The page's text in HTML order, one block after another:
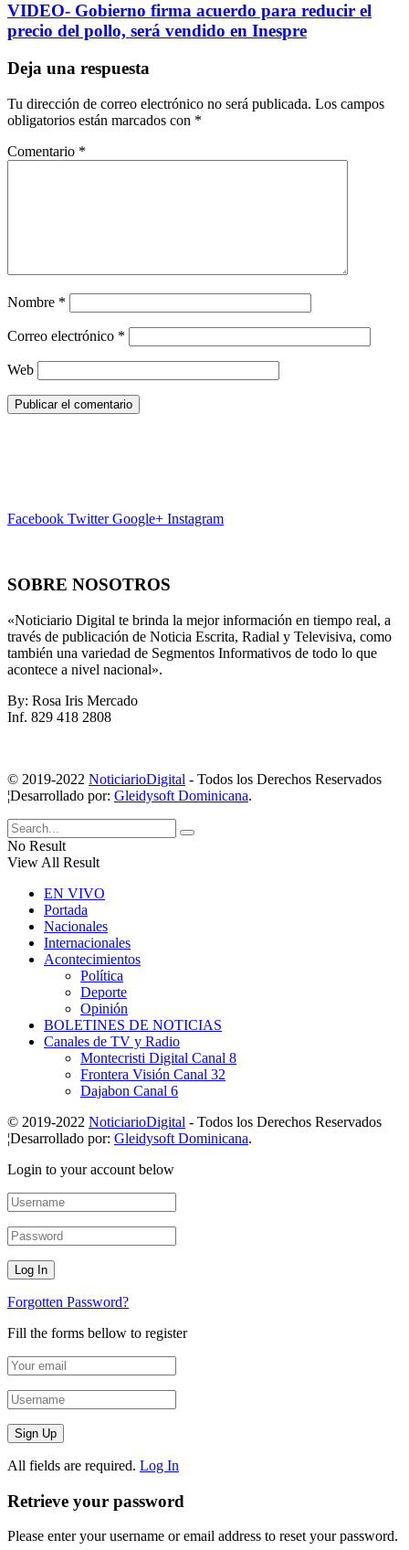
VIDEO- Gobierno firma acuerdo para reducir el
precio del pollo, será vendido en Inespre
Deja una respuesta
Tu dirección de correo electrónico no será publicada. Los campos
obligatorios están marcados con *
Comentario *
Nombre *
Correo electrónico *
Web
Facebook Twitter Google+ Instagram
SOBRE NOSOTROS
«Noticiario Digital te brinda la mejor información en tiempo real, a
través de publicación de Noticia Escrita, Radial y Televisiva, como
también una variedad de Segmentos Informativos de todo lo que
acontece a nivel nacional».
By: Rosa Iris Mercado
Inf. 829 418 2808
© 2019-2022 NoticiarioDigital - Todos los Derechos Reservados
¦Desarrollado por: Gleidysoft Dominicana.
No Result
View All Result
EN VIVO
Portada
Nacionales
Internacionales
Acontecimientos
Política
Deporte
Opinión
BOLETINES DE NOTICIAS
Canales de TV y Radio
Montecristi Digital Canal 8
Frontera Visión Canal 32
Dajabon Canal 6
© 2019-2022 NoticiarioDigital - Todos los Derechos Reservados
¦Desarrollado por: Gleidysoft Dominicana.
Login to your account below
Forgotten Password?
Fill the forms bellow to register
All fields are required. Log In
Retrieve your password
Please enter your username or email address to reset your password.